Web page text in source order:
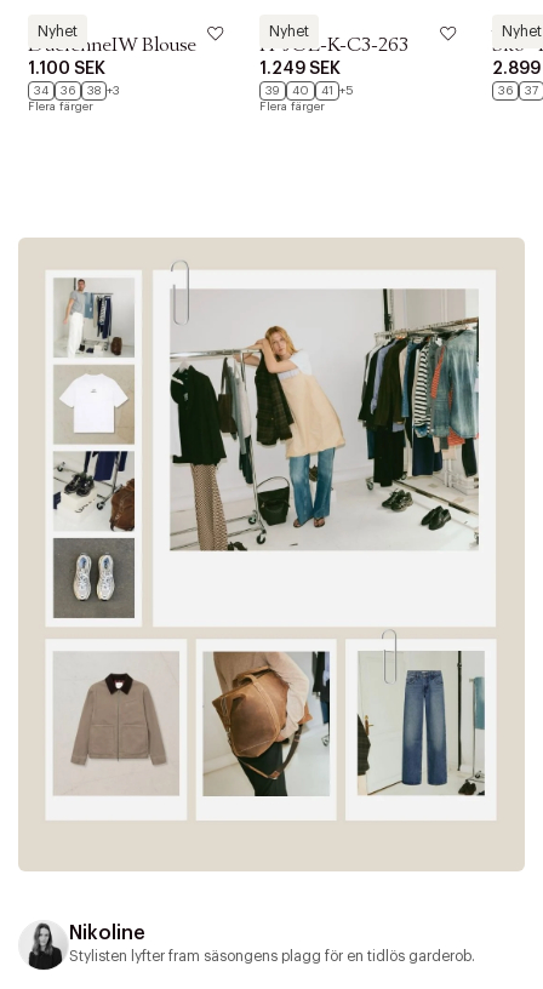
Nyhet
InWear
DucienneIW Blouse
1.100 SEK
34 36 38 +3
Flera färger
Nyhet
BOSS
H-JOE-K-C3-263
1.249 SEK
39 40 41
+5
Flera färger
Nyhet
Billi Bi
Sko -
2.899
36 37
Nikoline
Stylisten lyfter fram säsongens plagg för en tidlös garderob.